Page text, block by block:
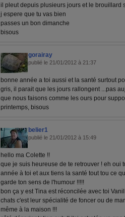
il pleut depuis plusieurs jours et le brouillard
j espere que tu vas bien
passes un bon dimanche
bisous
gorairay
publié le 21/01/2012 à 21:37
bonne année a toi aussi et la santé surtout
gris, il parait que les jours rallongent ...pas
que nous faisons comme les ours pour
printemps, bisous
belier1
publié le 21/01/2012 à 15:49
hello ma Colette !!
que je suis heureuse de te retrouver ! eh oui
année à toi et aux tiens la santé tout tou ce
garde ton sens de l'humour !!!!!
bon ça y est Tina est réconcilée avec toi
chats c'est leur spécialité de foncer ou de
même à la maison !!!